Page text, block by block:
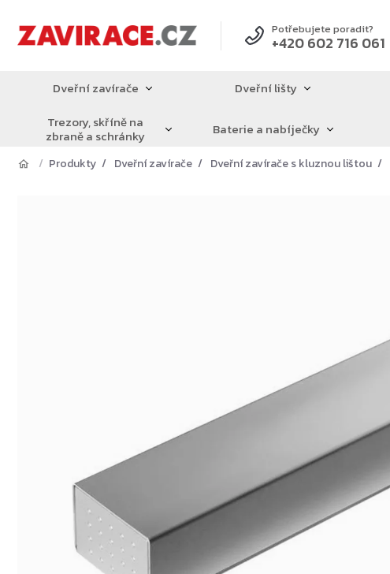
obsah
Potřebujete poradit?
+420 602 716 061
Dveřní zavírače Dveřní lišty
Trezory, skříně na
zbraně a schránky Baterie a nabíječky
Produkty Dveřní zavírače Dveřní zavírače s kluznou lištou